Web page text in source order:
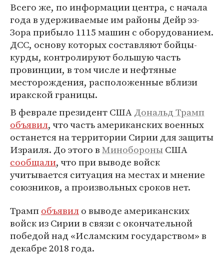
Всего же, по информации центра, с начала
года в удерживаемые им районы Дейр эз-
Зора прибыло 1115 машин с оборудованием.
ДСС, основу которых составляют бойцы-
курды, контролируют большую часть
провинции, в том числе и нефтяные
месторождения, расположенные вблизи
иракской границы.
В феврале президент СШАДональд Трамп
объявил, что часть американских военных
останется на территории Сирии для защиты
Израиля. До этого вМинобороныСША
сообщали, что при выводе войск
учитывается ситуация на местах и мнение
союзников, а произвольных сроков нет.
Трампобъявило выводе американских
войск из Сирии в связи с окончательной
победой над «Исламским государством» в
декабре 2018 года.